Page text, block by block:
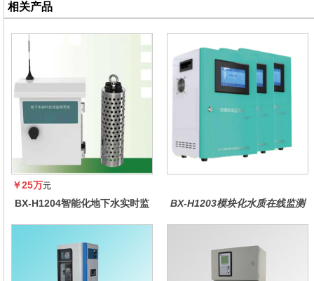
相关产品
￥25万元
BX-H1204智能化地下水实时监
BX-H1203模块化水质在线监测